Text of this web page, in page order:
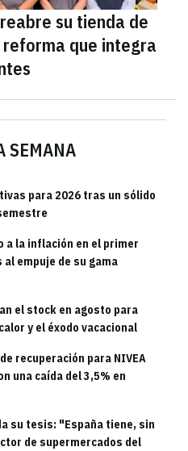
SEMANA
para 2026 tras un sólido
a la inflación en el primer
empuje de su gama
el stock en agosto para
y el éxodo vacacional
recuperación para NIVEA
una caída del 3,5% en
su tesis: "España tiene, sin
de supermercados del
su tienda de
que integra